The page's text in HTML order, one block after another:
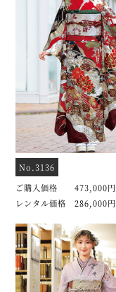
No.3136
ご購入価格 473,000円
レンタル価格 286,000円